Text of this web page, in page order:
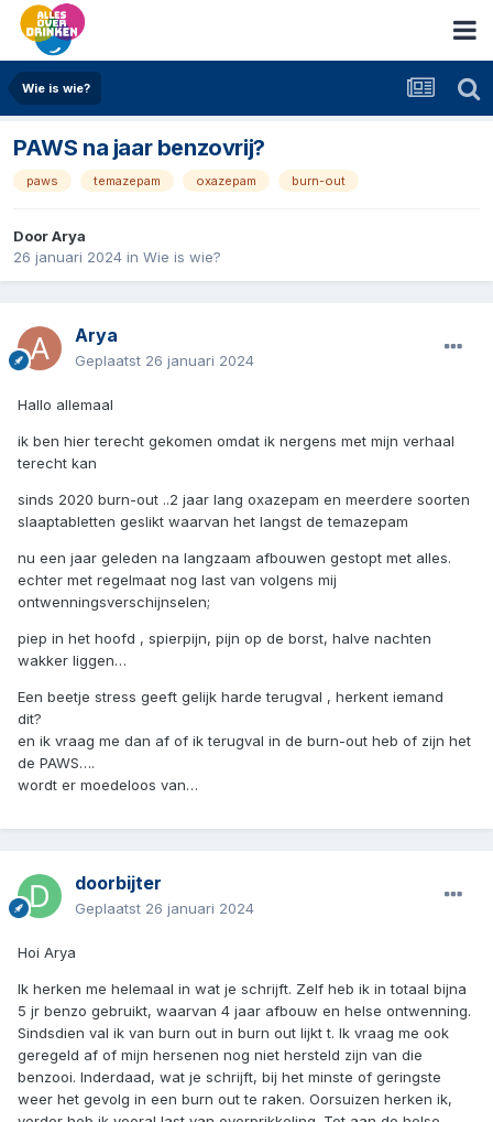
Wie is wie?
PAWS na jaar benzovrij?
paws temazepam oxazepam burn-out
DoorArya
26 januari 2024 in Wie is wie?
Arya
Geplaatst 26 januari 2024
Hallo allemaal
ik ben hier terecht gekomen omdat ik nergens met mijn verhaal
terecht kan
sinds 2020 burn-out ..2 jaar lang oxazepam en meerdere soorten
slaaptabletten geslikt waarvan het langst de temazepam
nu een jaar geleden na langzaam afbouwen gestopt met alles.
echter met regelmaat nog last van volgens mij
ontwenningsverschijnselen;
piep in het hoofd , spierpijn, pijn op de borst, halve nachten
wakker liggen…
Een beetje stress geeft gelijk harde terugval , herkent iemand
dit?
en ik vraag me dan af of ik terugval in de burn-out heb of zijn het
de PAWS….
wordt er moedeloos van…
doorbijter
Geplaatst 26 januari 2024
Hoi Arya
Ik herken me helemaal in wat je schrijft. Zelf heb ik in totaal bijna
5 jr benzo gebruikt, waarvan 4 jaar afbouw en helse ontwenning.
Sindsdien val ik van burn out in burn out lijkt t. Ik vraag me ook
geregeld af of mijn hersenen nog niet hersteld zijn van die
benzooi. Inderdaad, wat je schrijft, bij het minste of geringste
weer het gevolg in een burn out te raken. Oorsuizen herken ik,